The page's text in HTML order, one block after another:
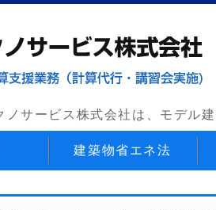
ノサービス株式会社は、モデル
建築物省エネ法